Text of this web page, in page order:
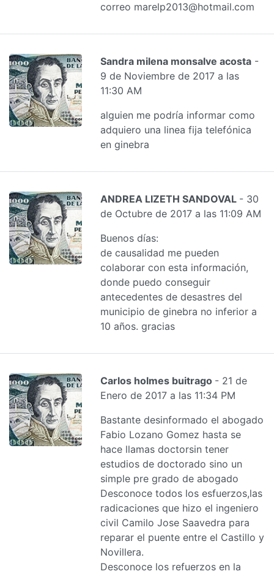
correo marelp2013@hotmail.com
Sandra milena monsalve acosta -
9 de Noviembre de 2017 a las
11:30 AM
alguien me podría informar como
adquiero una linea fija telefónica
en ginebra
ANDREA LIZETH SANDOVAL - 30
de Octubre de 2017 a las 11:09 AM
Buenos días:
de causalidad me pueden
colaborar con esta información,
donde puedo conseguir
antecedentes de desastres del
municipio de ginebra no inferior a
10 años. gracias
Carlos holmes buitrago - 21 de
Enero de 2017 a las 11:34 PM
Bastante desinformado el abogado
Fabio Lozano Gomez hasta se
hace llamas doctorsin tener
estudios de doctorado sino un
simple pre grado de abogado
Desconoce todos los esfuerzos,las
radicaciones que hizo el ingeniero
civil Camilo Jose Saavedra para
reparar el puente entre el Castillo y
Novillera.
Desconoce los refuerzos en la